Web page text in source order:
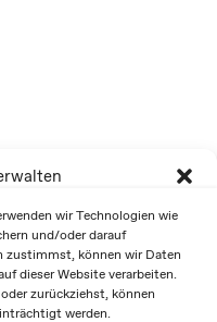
wir Technologien wie
und/oder darauf
zustimmst, können wir Daten
dieser Website verarbeiten.
zurückziehst, können
werden.